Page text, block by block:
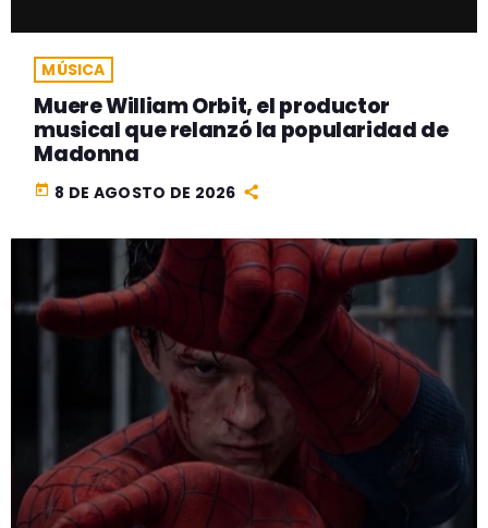
MÚSICA
Muere William Orbit, el productor
musical que relanzó la popularidad de
Madonna
today 8 DE AGOSTO DE 2026